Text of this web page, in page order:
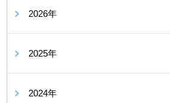
2026年
2025年
2024年